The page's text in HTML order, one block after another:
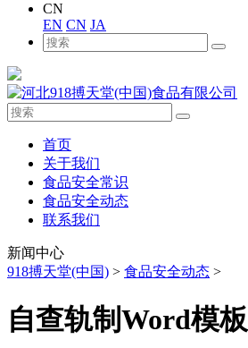
CN
EN CN JA
首页
关于我们
食品安全常识
食品安全动态
联系我们
新闻中心
918搏天堂(中国) > 食品安全动态 >
自查轨制Word模板